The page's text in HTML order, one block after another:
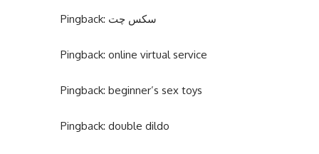
Pingback: سکس چت
Pingback: online virtual service
Pingback: beginner’s sex toys
Pingback: double dildo